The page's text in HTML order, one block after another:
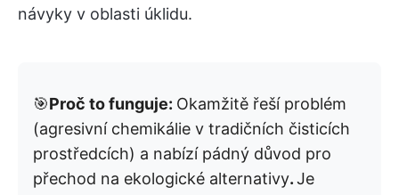
návyky v oblasti úklidu.
🎯Proč to funguje: Okamžitě řeší problém
(agresivní chemikálie v tradičních čisticích
prostředcích) a nabízí pádný důvod pro
přechod na ekologické alternativy.Je